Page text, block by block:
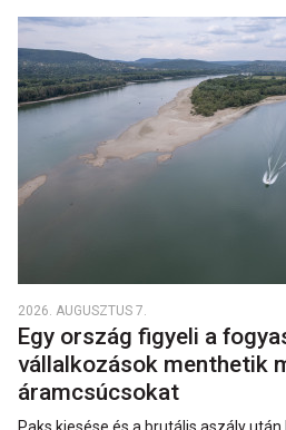
2026. AUGUSZTUS 7.
Egy ország figyeli a
vállalkozások menthetik
áramcsúcsokat
Paks kiesése és a brutális aszály után